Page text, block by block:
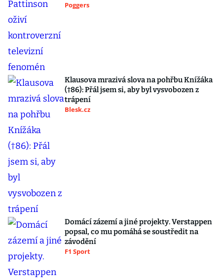
Poggers
Klausova mrazivá slova na pohřbu Knížáka
(†86): Přál jsem si, aby byl vysvobozen z
trápení
Blesk.cz
Domácí zázemí a jiné projekty. Verstappen
popsal, co mu pomáhá se soustředit na
závodění
F1 Sport